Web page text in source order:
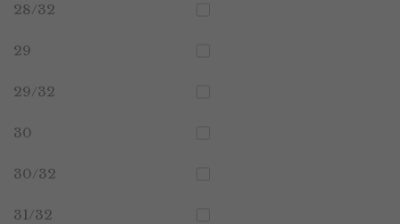
28/32
29
29/32
30
30/32
31/32